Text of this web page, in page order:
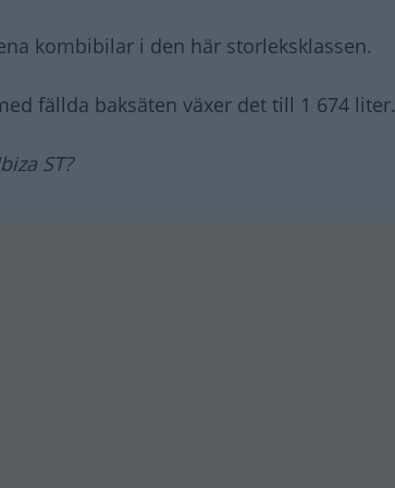
kombibilar i den här storleksklassen.
fällda baksäten växer det till 1 674 liter.
ST?